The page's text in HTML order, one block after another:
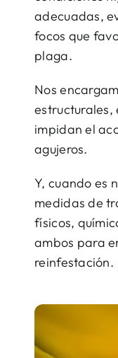
adecuadas,
focos que
plaga.
Nos
estructurales,
impidan el
agujeros.
Y, cuando es
medidas de
físicos,
ambos para
reinfestación.